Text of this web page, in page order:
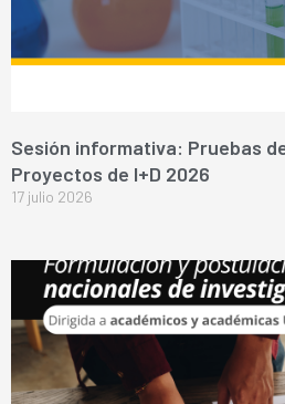
Sesión informativa: Pruebas
Proyectos de I+D 2026
17 julio 2026